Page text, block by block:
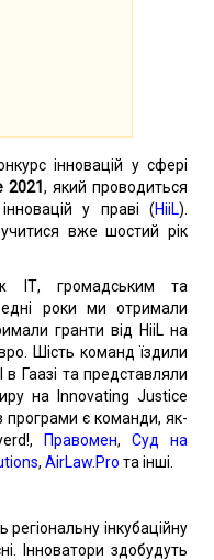
інновацій у сфері
2021, який проводиться
у праві (HiiL).
вже шостий рік
ІТ, громадським та
роки ми отримали
гранти від HiiL на
Шість команд їздили
Гаазі та представляли
на Innovating Justice
програми є команди, як-
Правомен,Cуд на
,AirLaw.Pro та інші.
інкубаційну
Інноватори здобудуть